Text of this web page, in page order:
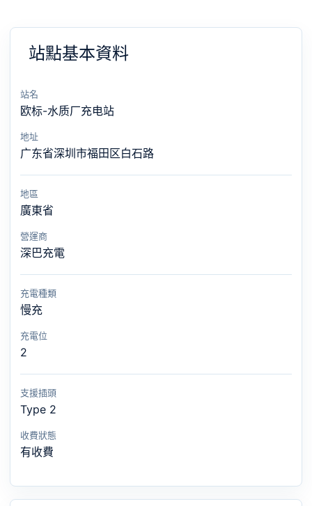
站點基本資料
站名
欧标-水质厂充电站
地址
广东省深圳市福田区白石路
地區
廣東省
營運商
深巴充電
充電種類
慢充
充電位
2
支援插頭
Type 2
收費狀態
有收費